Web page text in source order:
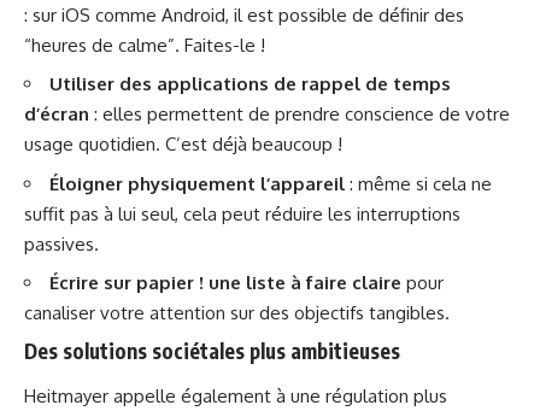
: sur iOS comme Android, il est possible de définir des
“heures de calme”. Faites-le !
Utiliser des applications de rappel de temps
d’écran : elles permettent de prendre conscience de votre
usage quotidien. C’est déjà beaucoup !
Éloigner physiquement l’appareil : même si cela ne
suffit pas à lui seul, cela peut réduire les interruptions
passives.
Écrire sur papier ! une liste à faire claire pour
canaliser votre attention sur des objectifs tangibles.
Des solutions sociétales plus ambitieuses
Heitmayer appelle également à une régulation plus